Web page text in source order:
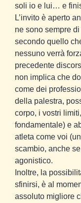
soli io e lui… e
L’invito è aperto
ne sono sempre
secondo quello
nessuno verrà
precedente
non implica che
come dei
della palestra,
corpo, i vostri
fondamentale) e
atleta come voi
scambio, anche
agonistico.
Inoltre, la
sfinirsi, è al
assoluto migliore